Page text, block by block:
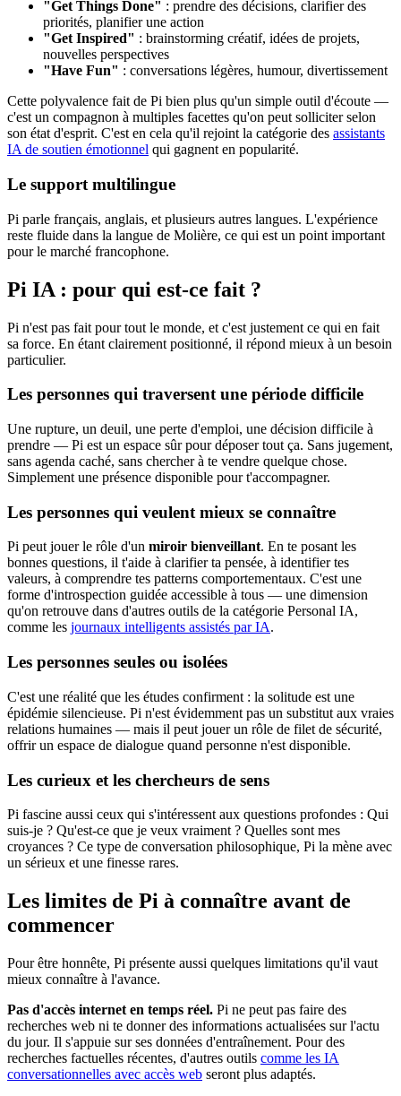
"Get Things Done" : prendre des décisions, clarifier des
priorités, planifier une action
"Get Inspired" : brainstorming créatif, idées de projets,
nouvelles perspectives
"Have Fun" : conversations légères, humour, divertissement
Cette polyvalence fait de Pi bien plus qu'un simple outil d'écoute —
c'est un compagnon à multiples facettes qu'on peut solliciter selon
son état d'esprit. C'est en cela qu'il rejoint la catégorie des assistants
IA de soutien émotionnel qui gagnent en popularité.
Le support multilingue
Pi parle français, anglais, et plusieurs autres langues. L'expérience
reste fluide dans la langue de Molière, ce qui est un point important
pour le marché francophone.
Pi IA : pour qui est-ce fait ?
Pi n'est pas fait pour tout le monde, et c'est justement ce qui en fait
sa force. En étant clairement positionné, il répond mieux à un besoin
particulier.
Les personnes qui traversent une période difficile
Une rupture, un deuil, une perte d'emploi, une décision difficile à
prendre — Pi est un espace sûr pour déposer tout ça. Sans jugement,
sans agenda caché, sans chercher à te vendre quelque chose.
Simplement une présence disponible pour t'accompagner.
Les personnes qui veulent mieux se connaître
Pi peut jouer le rôle d'un miroir bienveillant. En te posant les
bonnes questions, il t'aide à clarifier ta pensée, à identifier tes
valeurs, à comprendre tes patterns comportementaux. C'est une
forme d'introspection guidée accessible à tous — une dimension
qu'on retrouve dans d'autres outils de la catégorie Personal IA,
comme les journaux intelligents assistés par IA.
Les personnes seules ou isolées
C'est une réalité que les études confirment : la solitude est une
épidémie silencieuse. Pi n'est évidemment pas un substitut aux vraies
relations humaines — mais il peut jouer un rôle de filet de sécurité,
offrir un espace de dialogue quand personne n'est disponible.
Les curieux et les chercheurs de sens
Pi fascine aussi ceux qui s'intéressent aux questions profondes : Qui
suis-je ? Qu'est-ce que je veux vraiment ? Quelles sont mes
croyances ? Ce type de conversation philosophique, Pi la mène avec
un sérieux et une finesse rares.
Les limites de Pi à connaître avant de
commencer
Pour être honnête, Pi présente aussi quelques limitations qu'il vaut
mieux connaître à l'avance.
Pas d'accès internet en temps réel. Pi ne peut pas faire des
recherches web ni te donner des informations actualisées sur l'actu
du jour. Il s'appuie sur ses données d'entraînement. Pour des
recherches factuelles récentes, d'autres outils comme les IA
conversationnelles avec accès web seront plus adaptés.